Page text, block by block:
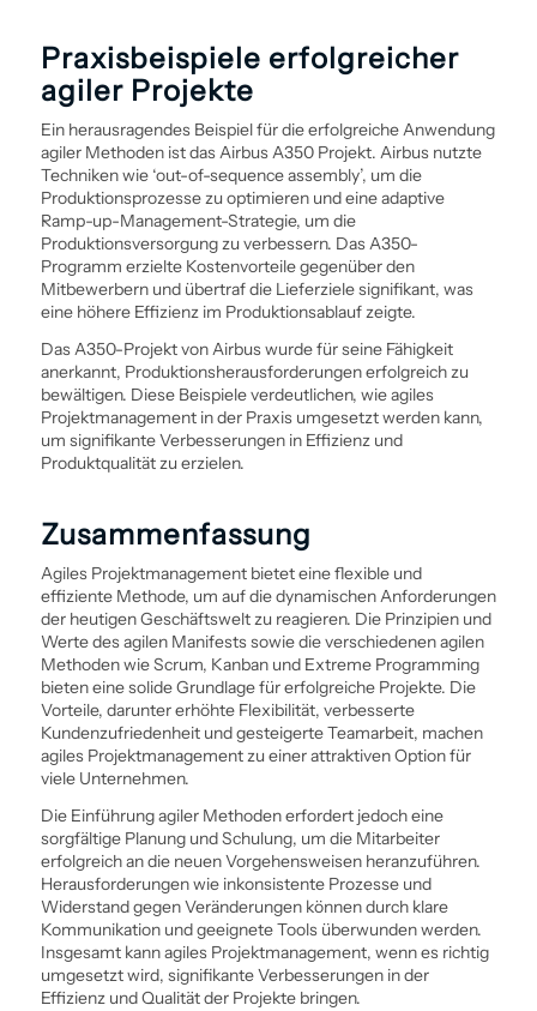
Praxisbeispiele erfolgreicher
agiler Projekte
Ein herausragendes Beispiel für die erfolgreiche Anwendung
agiler Methoden ist das Airbus A350 Projekt. Airbus nutzte
Techniken wie ‘out-of-sequence assembly’, um die
Produktions­prozesse zu optimieren und eine adaptive
Ramp-up-Management-Strategie, um die
Produktionsversorgung zu verbessern. Das A350-
Programm erzielte Kostenvorteile gegenüber den
Mitbewerbern und übertraf die Lieferziele signifikant, was
eine höhere Effizienz im Produktions­ablauf zeigte.
Das A350-Projekt von Airbus wurde für seine Fähigkeit
anerkannt, Produktionsherausforderungen erfolgreich zu
bewältigen. Diese Beispiele verdeutlichen, wie agiles
Projekt­management in der Praxis umgesetzt werden kann,
um signifikante Verbesserungen in Effizienz und
Produktqualität zu erzielen.
Zusammenfassung
Agiles Projekt­management bietet eine flexible und
effiziente Methode, um auf die dynamischen Anforderungen
der heutigen Geschäftswelt zu reagieren. Die Prinzipien und
Werte des agilen Manifests sowie die verschiedenen agilen
Methoden wie Scrum, Kanban und Extreme Programming
bieten eine solide Grundlage für erfolgreiche Projekte. Die
Vorteile, darunter erhöhte Flexibilität, verbesserte
Kundenzufriedenheit und gesteigerte Teamarbeit, machen
agiles Projekt­management zu einer attraktiven Option für
viele Unternehmen.
Die Ein­führung agiler Methoden erfordert jedoch eine
sorgfältige Planung und Schulung, um die Mitarbeiter
erfolgreich an die neuen Vorgehens­weisen heranzuführen.
Herausforderungen wie inkonsistente Prozesse und
Widerstand gegen Veränderungen können durch klare
Kommunikation und geeignete Tools überwunden werden.
Insgesamt kann agiles Projekt­management, wenn es richtig
umgesetzt wird, signifikante Verbesserungen in der
Effizienz und Qualität der Projekte bringen.